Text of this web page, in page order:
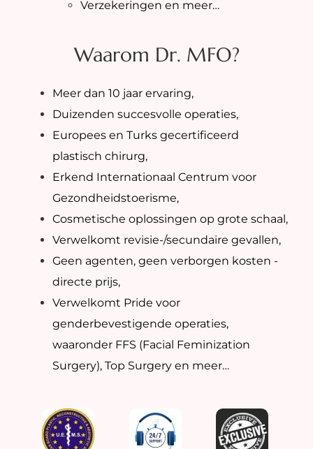
Verzekeringen en meer…
Waarom Dr. MFO?
Meer dan 10 jaar ervaring,
Duizenden succesvolle operaties,
Europees en Turks gecertificeerd
plastisch chirurg,
Erkend Internationaal Centrum voor
Gezondheidstoerisme,
Cosmetische oplossingen op grote schaal,
Verwelkomt revisie-/secundaire gevallen,
Geen agenten, geen verborgen kosten -
directe prijs,
Verwelkomt Pride voor
genderbevestigende operaties,
waaronder FFS (Facial Feminization
Surgery), Top Surgery en meer…